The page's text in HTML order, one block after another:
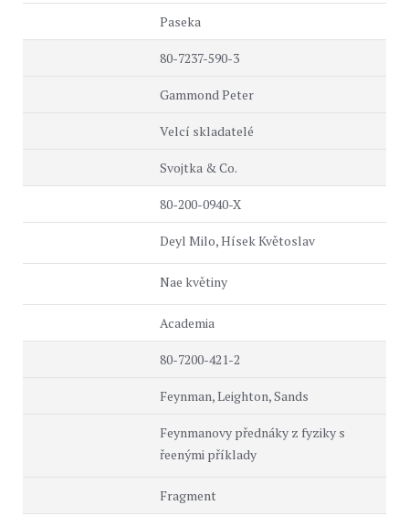
Paseka
80-7237-590-3
Gammond Peter
Velcí skladatelé
Svojtka & Co.
80-200-0940-X
Deyl Milo, Hísek Květoslav
Nae květiny
Academia
80-7200-421-2
Feynman, Leighton, Sands
Feynmanovy přednáky z fyziky s
řeenými příklady
Fragment